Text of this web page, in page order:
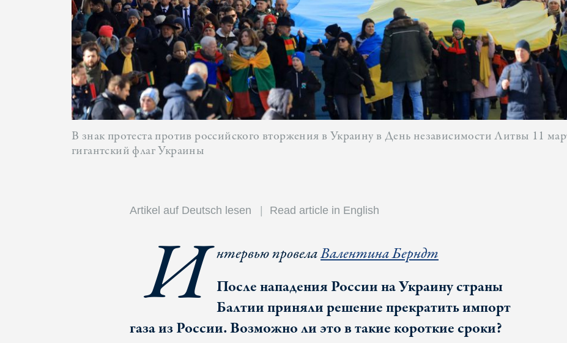
В знак протеста против российского вторжения в Украину в День независимости Литвы 11
гигантский флаг Украины
Artikel auf Deutsch lesen Read article in English
И нтервью провелаВалентина Берндт
После нападения России на Украину страны
Балтии приняли решение прекратить импорт
газа из России. Возможно ли это в такие короткие сроки?